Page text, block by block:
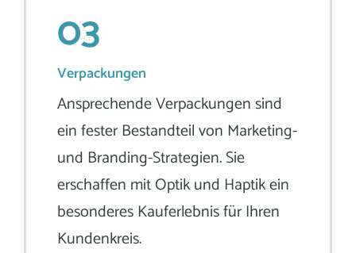
03
Verpackungen
Ansprechende Verpackungen sind
ein fester Bestandteil von Marketing-
und Branding-Strategien. Sie
erschaffen mit Optik und Haptik ein
besonderes Kauferlebnis für Ihren
Kundenkreis.